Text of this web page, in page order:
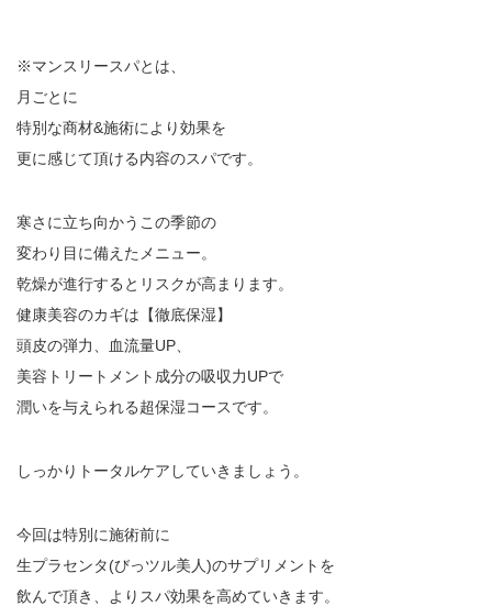
※マンスリースパとは、
月ごとに
特別な商材&施術により効果を
更に感じて頂ける内容のスパです。
寒さに立ち向かうこの季節の
変わり目に備えたメニュー。
乾燥が進行するとリスクが高まります。
健康美容のカギは【徹底保湿】
頭皮の弾力、血流量UP、
美容トリートメント成分の吸収力UPで
潤いを与えられる超保湿コースです。
しっかりトータルケアしていきましょう。
今回は特別に施術前に
生プラセンタ(びっツル美人)のサプリメントを
飲んで頂き、よりスパ効果を高めていきます。